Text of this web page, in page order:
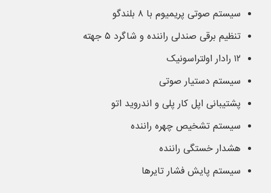
سیستم صوتی پریمیوم با ۸ بلندگو
تنظیم برقی صندلی راننده و شاگرد ۵ جهته
۱۲ رادار اولتراسونیک
سیستم دستیار صوتی
پشتیبانی اپل کار پلی و اندروید اتو
سیستم تشخیص چهره راننده
هشدار خستگی راننده
سیستم پایش فشار تایرها